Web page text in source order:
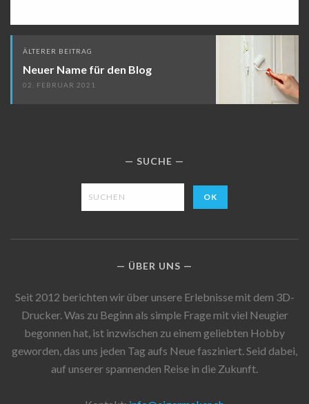
Beitragsnavigation
ÄLTERER BEITRAG
Neuer Name für den Blog
02. FEBRUAR 2021
SUCHE
ÜBER UNS
Seit 2012 berichten wir über unsere Erlebnisse mit dem 3D-
Drucker. Was zu Beginn als simple Frage mit viel Neugier
begonnen hat, ist inzwischen zu einem geliebten Hobby
geworden, das uns jeden Tag aufs Neue fasziniert. Seid dabei,
auf unserer spannenden Reise in die Zukunft.